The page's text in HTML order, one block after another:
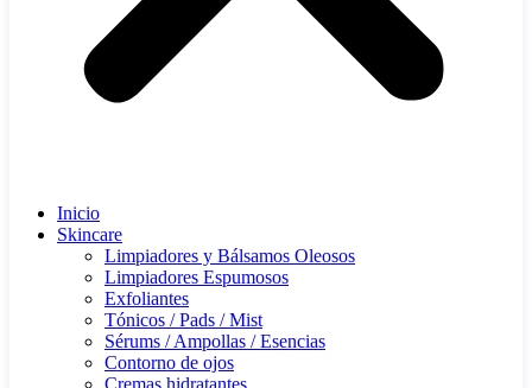
Inicio
Skincare
Limpiadores y Bálsamos Oleosos
Limpiadores Espumosos
Exfoliantes
Tónicos / Pads / Mist
Sérums / Ampollas / Esencias
Contorno de ojos
Cremas hidratantes